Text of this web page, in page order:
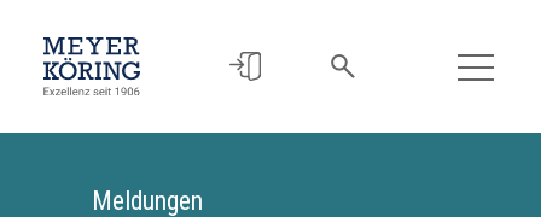
Meldungen